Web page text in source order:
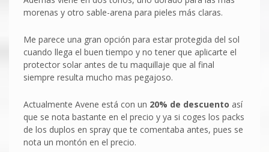
morenas y otro sable-arena para pieles más claras.
Me parece una gran opción para estar protegida del sol
cuando llega el buen tiempo y no tener que aplicarte el
protector solar antes de tu maquillaje que al final
siempre resulta mucho mas pegajoso.
Actualmente Avene está con un 20% de descuento así
que se nota bastante en el precio y ya si coges los packs
de los duplos en spray que te comentaba antes, pues se
nota un montón en el precio.